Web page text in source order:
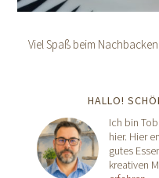
Viel Spaß beim
HALLO!
Ich bin
hier. Hier
gutes
kreativen